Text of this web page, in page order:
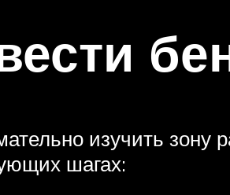
изучить зону
шагах: